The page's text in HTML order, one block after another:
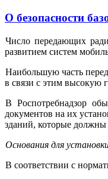
О безопасности
Число передающих
развитием систем
Наибольшую часть
в связи с этим высокую
В Роспотребнадзор
документов на их
зданий, которые
Основания для
В соответствии с